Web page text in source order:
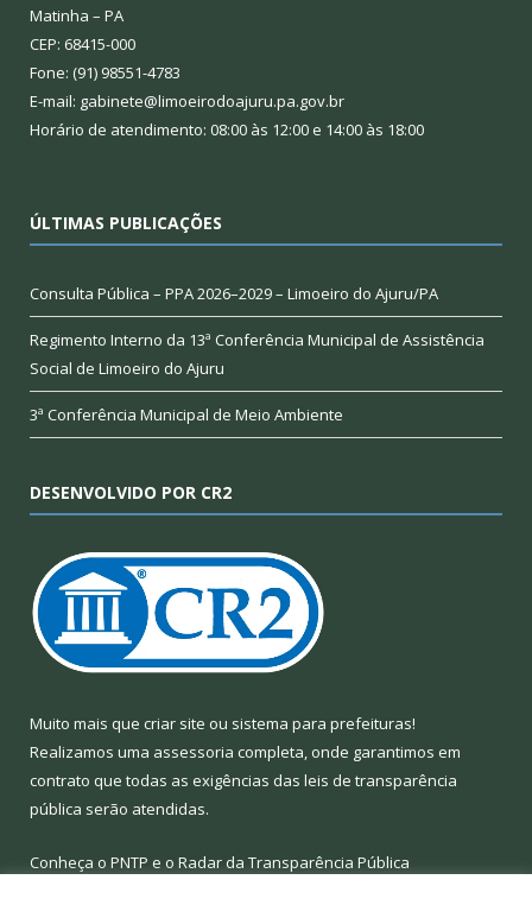
Matinha – PA
CEP: 68415-000
Fone: (91) 98551-4783
E-mail: gabinete@limoeirodoajuru.pa.gov.br
Horário de atendimento: 08:00 às 12:00 e 14:00 às 18:00
ÚLTIMAS PUBLICAÇÕES
Consulta Pública – PPA 2026–2029 – Limoeiro do Ajuru/PA
Regimento Interno da 13ª Conferência Municipal de Assistência
Social de Limoeiro do Ajuru
3ª Conferência Municipal de Meio Ambiente
DESENVOLVIDO POR CR2
Muito mais que criar site ou sistema para prefeituras!
Realizamos uma assessoria completa, onde garantimos em
contrato que todas as exigências das leis de transparência
pública serão atendidas.
Conheça o PNTP e o Radar da Transparência Pública